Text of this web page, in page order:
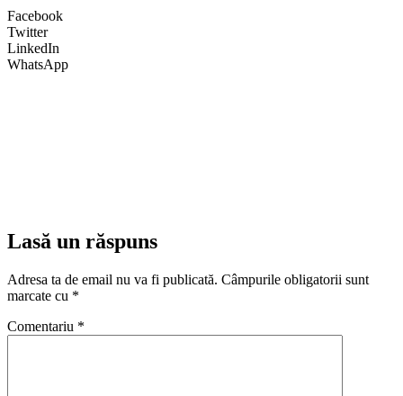
Facebook
Twitter
LinkedIn
WhatsApp
Lasă un răspuns
Adresa ta de email nu va fi publicată. Câmpurile obligatorii sunt
marcate cu *
Comentariu *